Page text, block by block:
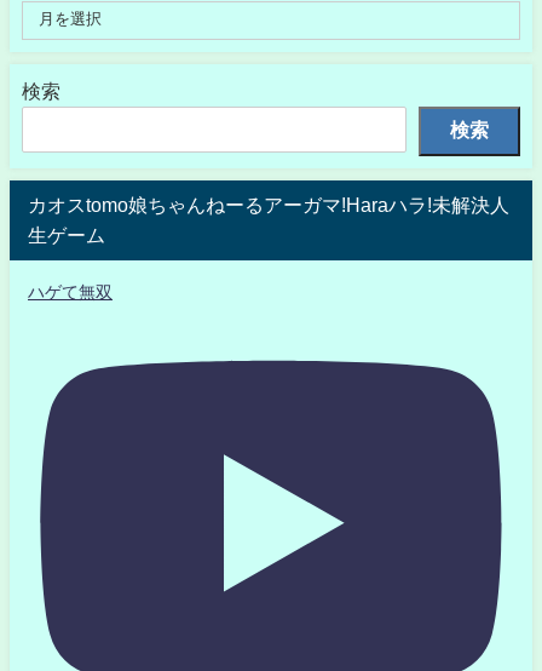
検索
検索
カオスtomo娘ちゃんねーるアーガマ!Haraハラ!未解決人
生ゲーム
ハゲて無双